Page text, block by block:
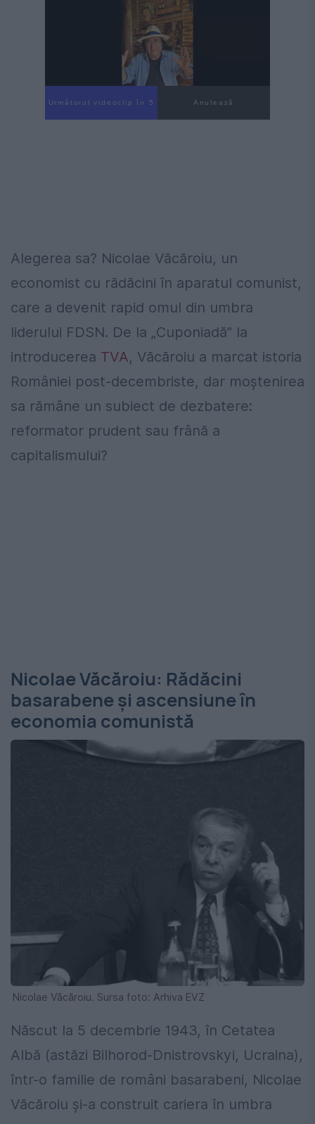
Următorul videoclip în 3 Anulează
Alegerea sa? Nicolae Văcăroiu, un
economist cu rădăcini în aparatul comunist,
care a devenit rapid omul din umbra
liderului FDSN. De la „Cuponiadă” la
introducerea TVA, Văcăroiu a marcat istoria
României post-decembriste, dar moștenirea
sa rămâne un subiect de dezbatere:
reformator prudent sau frână a
capitalismului?
Nicolae Văcăroiu: Rădăcini
basarabene și ascensiune în
economia comunistă
Nicolae Văcăroiu. Sursa foto: Arhiva EVZ
Născut la 5 decembrie 1943, în Cetatea
Albă (astăzi Bilhorod-Dnistrovskyi, Ucraina),
într-o familie de români basarabeni, Nicolae
Văcăroiu și-a construit cariera în umbra